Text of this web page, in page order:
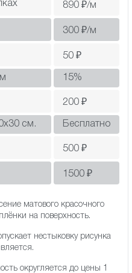
890 ₽/м
300 ₽/м
50 ₽
15%
200 ₽
см. Бесплатно
500 ₽
1500 ₽
матового красочного
на поверхность.
нестыковку рисунка
округляется до цены 1